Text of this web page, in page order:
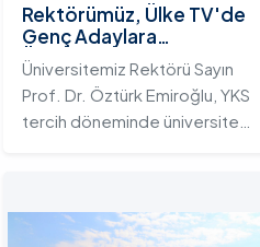
Rektörümüz, Ülke TV'de
Genç Adaylara
Üniversitemizin Eğitim
Ekosistemini ve Sunduğu
Nitelikli İmkânları Anlattı
Üniversitemiz Rektörü Sayın
Prof. Dr. Öztürk Emiroğlu, YKS
tercih döneminde üniversite
kurumsal yetkinliğini, akademik